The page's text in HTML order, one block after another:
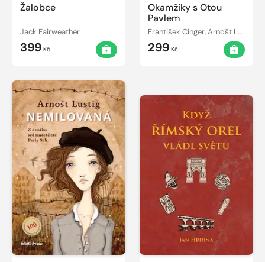
Žalobce
Jack Fairweather
399 Kč
Okamžiky s Otou
Pavlem
František Cinger, Arnošt Lustig
299 Kč